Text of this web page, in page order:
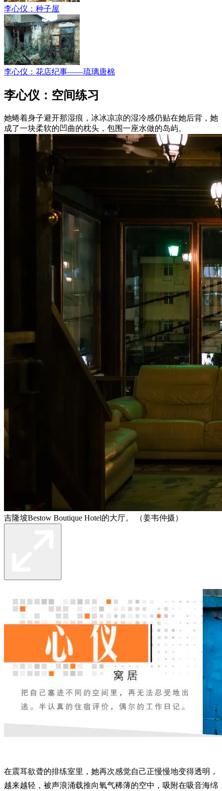
李心仪：种子屋
李心仪：花店纪事——琉璃唐棉
李心仪：空间练习
她蜷着身子避开那湿痕，冰冰凉凉的湿冷感仍贴在她后背，她
成了一块柔软的凹曲的枕头，包围一座水做的岛屿。
吉隆坡Bestow Boutique Hotel的大厅。 （姜韦仲摄）
在震耳欲聋的排练室里，她再次感觉自己正慢慢地变得透明，
越来越轻，被声浪涌载推向氧气稀薄的空中，吸附在吸音海绵